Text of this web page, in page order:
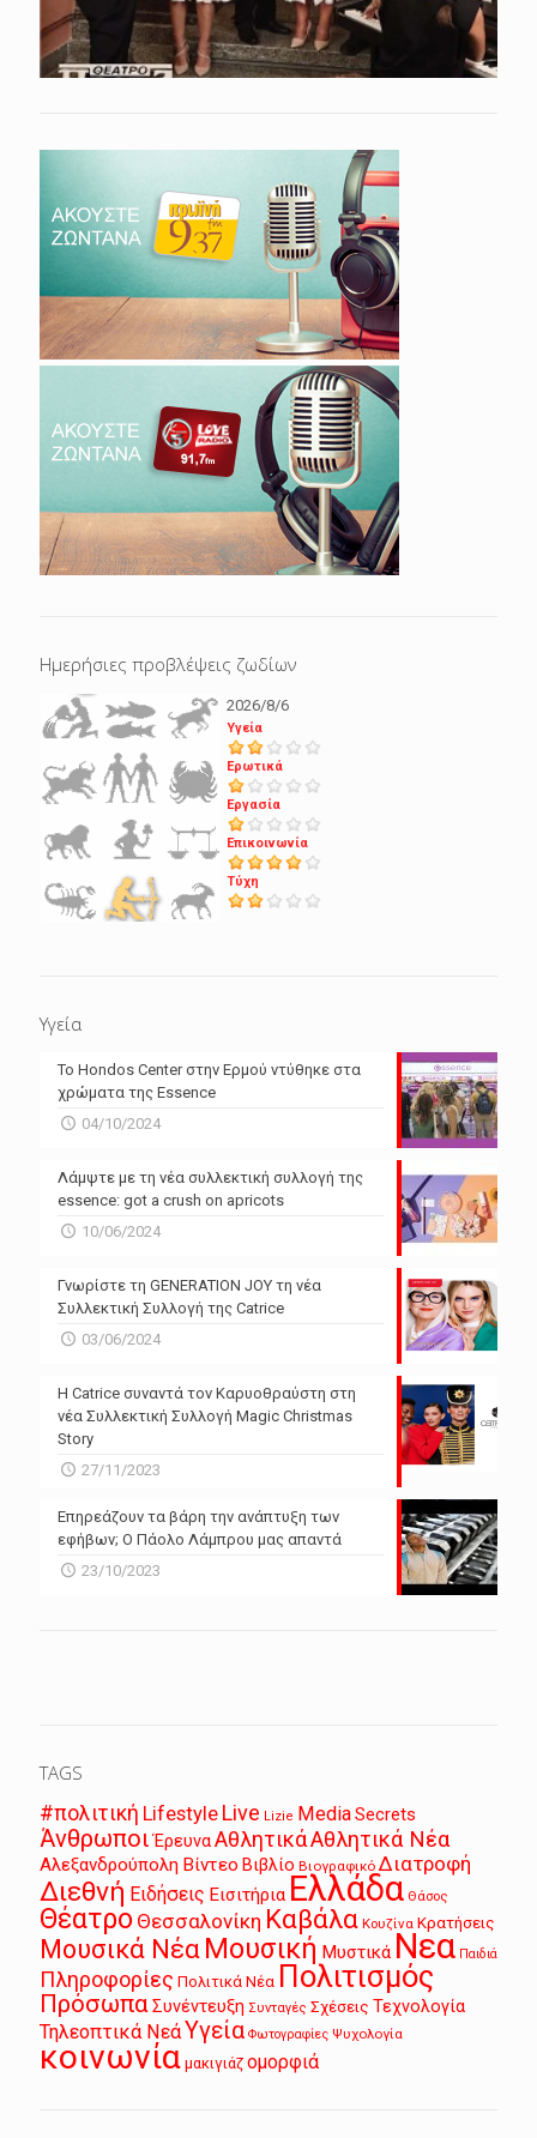
Ημερήσιες προβλέψεις ζωδίων
2026/8/6
Υγεία
Ερωτικά
Εργασία
Επικοινωνία
Τύχη
Υγεία
Το Hondos Center στην Ερμού ντύθηκε στα
χρώματα της Essence
04/10/2024
Λάμψτε με τη νέα συλλεκτική συλλογή της
essence: got a crush on apricots
10/06/2024
Γνωρίστε τη GENERATION JOY τη νέα
Συλλεκτική Συλλογή της Catrice
03/06/2024
Η Catrice συναντά τον Καρυοθραύστη στη
νέα Συλλεκτική Συλλογή Magic Christmas
Story
27/11/2023
Επηρεάζουν τα βάρη την ανάπτυξη των
εφήβων; Ο Πάολο Λάμπρου μας απαντά
23/10/2023
TAGS
#πολιτική Lifestyle Live Lizie MediaSecrets
Άνθρωποι ΈρευναΑθλητικάΑθλητικά Νέα
Αλεξανδρούπολη Βίντεο Βιβλίο Βιογραφικό Διατροφή
Διεθνή Ειδήσεις Εισιτήρια Ελλάδα Θάσος
Θέατρο Θεσσαλονίκη Καβάλα Κουζίνα Κρατήσεις
Μουσικά Νέα Μουσική Μυστικά Νεα Παιδιά
Πληροφορίες Πολιτικά Νέα Πολιτισμός
ΠρόσωπαΣυνέντευξη Συνταγές Σχέσεις Τεχνολογία
Τηλεοπτικά ΝεάΥγεία Φωτογραφίες Ψυχολογία
κοινωνία μακιγιάζ ομορφιά